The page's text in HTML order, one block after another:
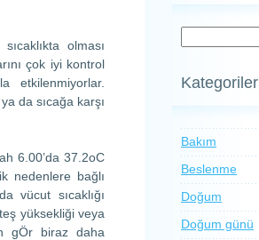
olması
çok iyi kontrol
etkilenmiyorlar.
da sıcağa karşı
6.00’da 37.2oC
nedenlere bağlı
vücut sıcaklığı
yüksekliği veya
gÖr biraz daha
Kategoriler
Bakım
Beslenme
Doğum
Doğum günü